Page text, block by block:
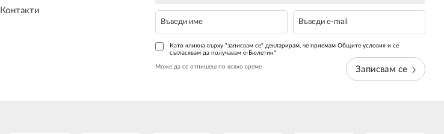
Контакти
Като кликна върху "записвам се" декларирам, че приемам Общите условия и се
съгласявам да получавам е-Бюлетин*
Може да се отпишеш по всяко време Записвам се